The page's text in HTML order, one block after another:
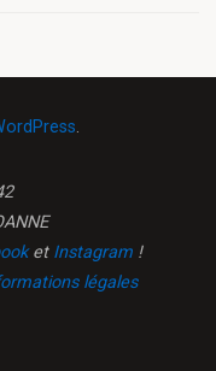
.
et Instagram !
légales